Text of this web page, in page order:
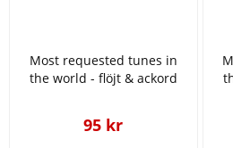
Most requested tunes in
the world - flöjt & ackord
95 kr